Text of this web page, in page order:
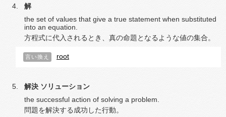
解
the set of values that give a true statement when substituted
into an equation.
方程式に代入されるとき、真の命題となるような値の集合。
言い換え root
解決 ソリューション
the successful action of solving a problem.
問題を解決する成功した行動。